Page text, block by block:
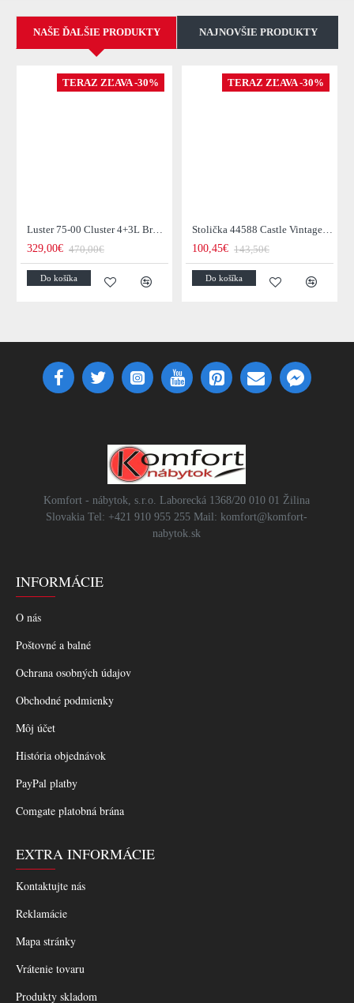
NAŠE ĎALŠIE PRODUKTY NAJNOVŠIE PRODUKTY
TERAZ ZĽAVA -30%
Luster 75-00 Cluster 4+3L Brown + Jantar Glass
329,00€ 470,00€
Do košíka
TERAZ ZĽAVA -30%
Stolička 44588 Castle Vintage Black
100,45€ 143,50€
Do košíka
Komfort - nábytok, s.r.o. Laborecká 1368/20 010 01 Žilina
Slovakia Tel: +421 910 955 255 Mail: komfort@komfort-
nabytok.sk
INFORMÁCIE
O nás
Poštovné a balné
Ochrana osobných údajov
Obchodné podmienky
Môj účet
História objednávok
PayPal platby
Comgate platobná brána
EXTRA INFORMÁCIE
Kontaktujte nás
Reklamácie
Mapa stránky
Vrátenie tovaru
Produkty skladom